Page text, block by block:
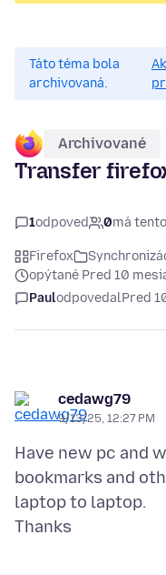
Táto téma bola
archivovaná.
Archivované
Transfer
1odpoveď 0má
Firefox
opýtané Pred 10
PaulodpovedalPred
cedawg79
9/13/25, 12:27 PM
Have new pc and
bookmarks and
laptop to laptop.